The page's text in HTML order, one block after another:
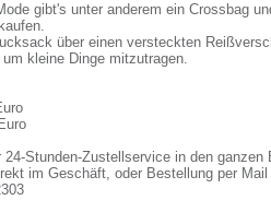
gibt's unter anderem ein Crossbag
über einen versteckten
kleine Dinge mitzutragen.
24-Stunden-Zustellservice in den ganzen
im Geschäft, oder Bestellung per